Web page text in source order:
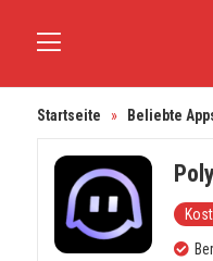
Startseite » Beliebte